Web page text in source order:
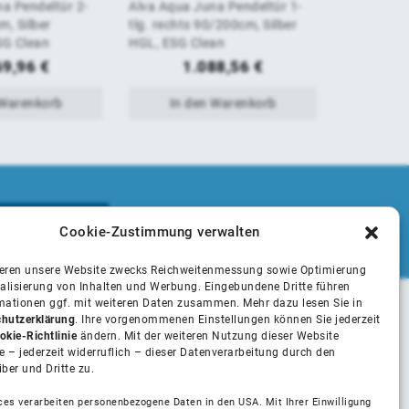
Cookie-Zustimmung verwalten
unsere Website zwecks Reichweitenmessung sowie Optimierung
von Inhalten und Werbung. Eingebundene Dritte führen
ggf. mit weiteren Daten zusammen. Mehr dazu lesen Sie in
. Ihre vorgenommenen Einstellungen können Sie jederzeit
Richtlinieändern. Mit der weiteren Nutzung dieser Website
– jederzeit widerruflich – dieser Datenverarbeitung durch den
und Dritte zu.
verarbeiten personenbezogene Daten in den USA. Mit Ihrer Einwilligung
Pendeltür 2-
Silber
Clean
€
von
5
Alva Aqua Juna Pendeltür 1-
tlg. rechts 90/200cm, Silber
HGL, ESG Clean
1.088,56€
In den Warenkorb
Unsere Partner